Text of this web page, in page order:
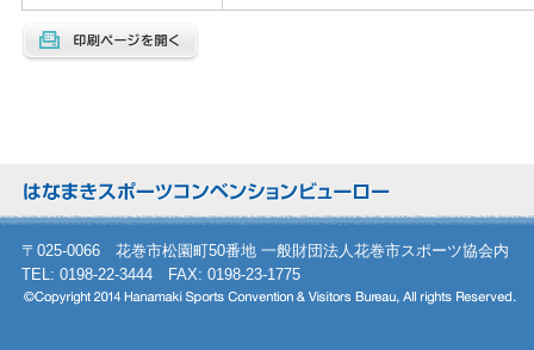
〒025-0066 花巻市松園町50番地 一般財団法人花巻市スポーツ協会内
TEL: 0198-22-3444 FAX: 0198-23-1775